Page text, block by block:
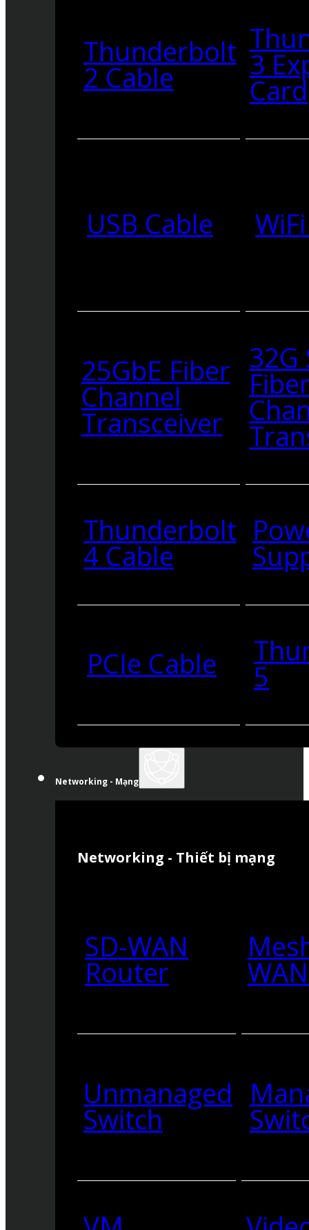
Thunderbolt
2 Cable 3
Card
USB Cable
25GbE Fiber
Channel
Transceiver
32G
Thunderbolt
4 Cable
PCIe Cable 5
Networking - Mạng
Networking - Thiết bị mạng
SD-WAN
Router
Unmanaged
Switch